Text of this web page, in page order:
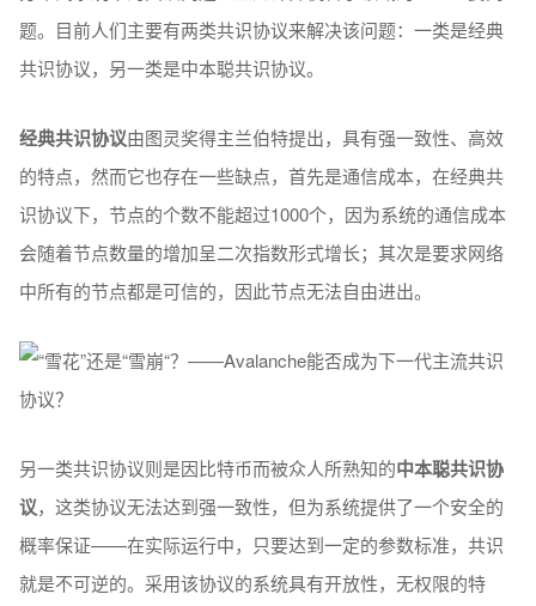
题。目前人们主要有两类共识协议来解决该问题：一类是经典
共识协议，另一类是中本聪共识协议。
经典共识协议由图灵奖得主兰伯特提出，具有强一致性、高效
的特点，然而它也存在一些缺点，首先是通信成本，在经典共
识协议下，节点的个数不能超过1000个，因为系统的通信成本
会随着节点数量的增加呈二次指数形式增长；其次是要求网络
中所有的节点都是可信的，因此节点无法自由进出。
另一类共识协议则是因比特币而被众人所熟知的中本聪共识协
议，这类协议无法达到强一致性，但为系统提供了一个安全的
概率保证——在实际运行中，只要达到一定的参数标准，共识
就是不可逆的。采用该协议的系统具有开放性，无权限的特